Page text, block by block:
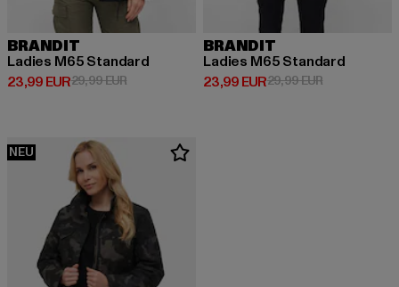
BRANDIT
Ladies M65 Standard
23,99 EUR
Derzeitiger Preis: 23,99 EUR
29,99 EURAktionspreis: 29,99 EUR
BRANDIT
Ladies M65 Standard
23,99 EUR
Derzeitiger Preis: 23,99 EUR
29,99 EURAktionspreis:
NEU